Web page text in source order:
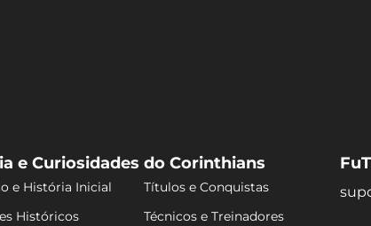
e Curiosidades do Corinthians
e História Inicial
Títulos e Conquistas
Históricos
Técnicos e Treinadores